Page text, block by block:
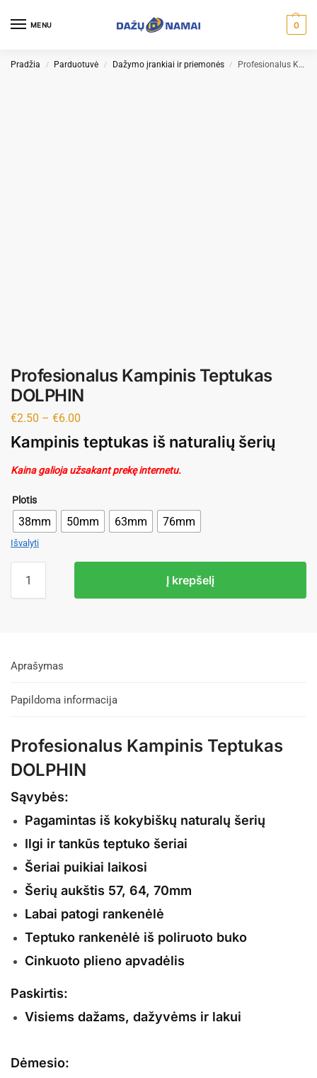
MENU 0
Pradžia / Parduotuvė / Dažymo įrankiai ir priemonės / Profesionalus Kampinis Teptukas DOLPHIN
Profesionalus Kampinis Teptukas
DOLPHIN
€2.50 – €6.00
Kampinis teptukas iš naturalių šerių
Kaina galioja užsakant prekę internetu.
Plotis
38mm 50mm 63mm 76mm
Išvalyti
Į krepšelį
Aprašymas
Papildoma informacija
Profesionalus Kampinis Teptukas
DOLPHIN
Sąvybės:
Pagamintas iš kokybiškų naturalų šerių
Ilgi ir tankūs teptuko šeriai
Šeriai puikiai laikosi
Šerių aukštis 57, 64, 70mm
Labai patogi rankenėlė
Teptuko rankenėlė iš poliruoto buko
Cinkuoto plieno apvadėlis
Paskirtis:
Visiems dažams, dažyvėms ir lakui
Dėmesio: